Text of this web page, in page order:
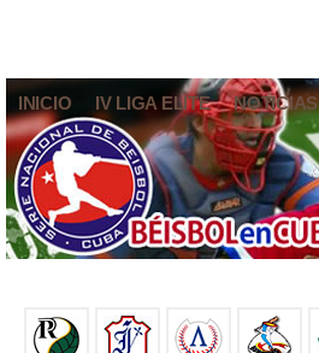
INICIO IV LIGA ELITE NOTICIAS